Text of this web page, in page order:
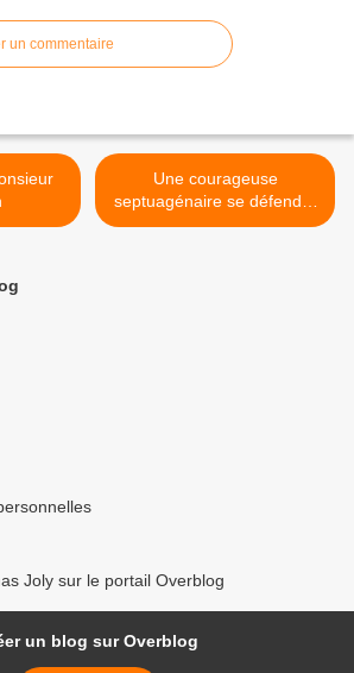
un commentaire
Une courageuse
septuagénaire se défend à
l'opinel contre son
Joly sur le portail Overblog
un blog sur Overblog